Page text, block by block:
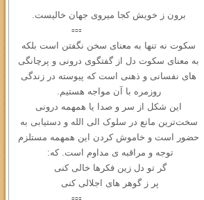
برون ز خویش کجا میروی جهان خالیست.
▫️▫️▫️
سکوت نه ‌تنها به معنای سخن نگفتن است بلکه
به معنای سکوت دل از گفتگوی درونی و ‌پرچانگی
های نفسانی و ذهنی است که پیوسته در زندگی
روزمره با آن مواجه هستیم.
این شکل از سر و صدا یا همهمه‌ درونی
سخت‌ترین مانع در سلوک الی الله و دستیابی به
حضور است و خاموش کردن این همهمه مستلزم
توجه و مراقبه ی مداوم است. که:
گر تو دل زین فکرها خالی کنی
پر ز گوهر های اجلالی کنی